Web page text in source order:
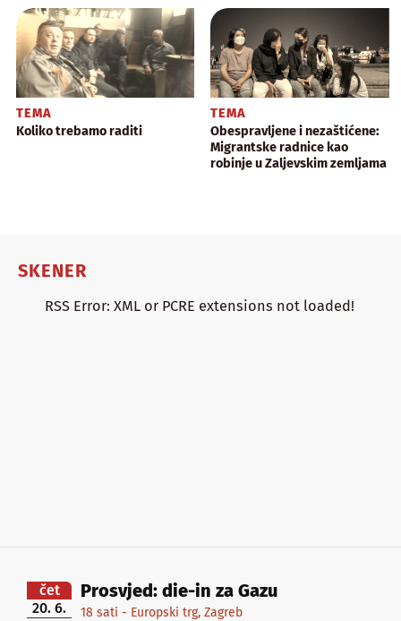
TEMA
Koliko trebamo raditi
TEMA
Obespravljene i nezaštićene:
Migrantske radnice kao
robinje u Zaljevskim zemljama
SKENER
RSS Error: XML or PCRE extensions not loaded!
čet
20. 6.
Prosvjed: die-in za Gazu
18 sati - Europski trg, Zagreb